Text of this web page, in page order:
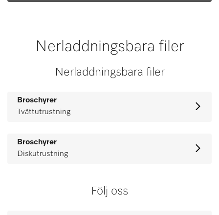
Nerladdningsbara filer
Nerladdningsbara filer
Broschyrer
Tvättutrustning
Broschyrer
Diskutrustning
Följ oss